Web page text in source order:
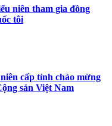
niên tham gia đồng
tôi
cấp tỉnh chào mừng
sản Việt Nam